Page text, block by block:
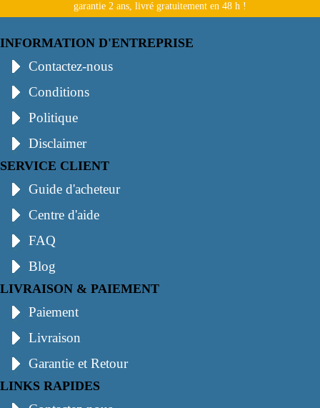
garantie 2 ans, livré gratuitement en 48 h !
INFORMATION D'ENTREPRISE
Contactez-nous
Conditions
Politique
Disclaimer
SERVICE CLIENT
Guide d'acheteur
Centre d'aide
FAQ
Blog
LIVRAISON & PAIEMENT
Paiement
Livraison
Garantie et Retour
LINKS RAPIDES